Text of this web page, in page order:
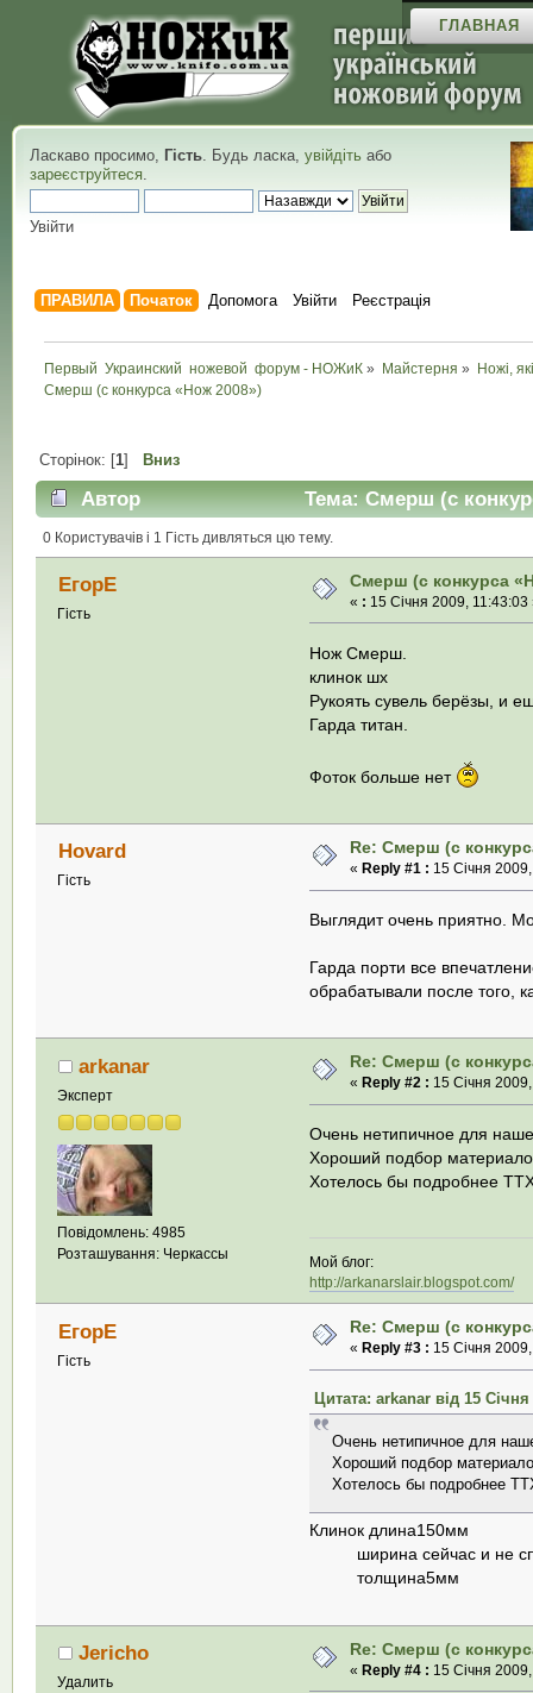
ГЛАВНАЯ
Ласкаво просимо, Гість. Будь ласка, увійдіть або
зареєструйтеся.
Увійти
ПРАВИЛА Початок Допомога Увійти Реєстрація
Первый  Украинский  ножевой  форум - НОЖиК » Майстерня » Ножі,
Смерш (с конкурса «Нож 2008»)
Сторінок: [1] Вниз
Автор Тема: Смерш (с
0 Користувачів і 1 Гість дивляться цю тему.
ЕгорЕ
Гість
Смерш (с конкурса
« : 15 Січня 2009, 11:43:03
Нож Смерш.
клинок шх
Рукоять сувель берёзы, и
Гарда титан.
Фоток больше нет
Hovard
Гість
Re: Смерш (с
« Reply #1 : 15 Січня
Выглядит очень приятно.
Гарда порти все
обрабатывали после того,
arkanar
Эксперт
Повідомлень: 4985
Розташування: Черкассы
Re: Смерш (с
« Reply #2 : 15 Січня
Очень нетипичное для
Хороший подбор
Хотелось бы подробнее
Мой блог:
http://arkanarslair.blogspot.com/
ЕгорЕ
Гість
Re: Смерш (с
« Reply #3 : 15 Січня
Цитата: arkanar від 15
Очень нетипичное для
Хороший подбор
Хотелось бы подробнее
Клинок длина150мм
ширина сейчас и не
толщина5мм
Jericho
Удалить
Re: Смерш (с
« Reply #4 : 15 Січня